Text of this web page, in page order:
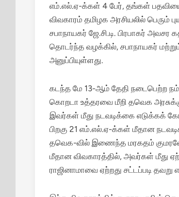
எம்.எல்.ஏ-க்கள் 4 பேர், தங்கள்
விவகாரம் தமிழக அரசியலில் பெரும்
சபாநாயகர் ஜே.சி.டி. பிரபாகர்
தொடர்ந்த வழக்கில், சபாநாயகர்
அனுப்பியுள்ளது.
கடந்த மே 13-ஆம் தேதி நடைபெற்ற
கொறடா உத்தரவை மீறி தவெக
இவர்கள் மீது நடவடிக்கை எடுக்கக்
பிறகு 21 எம்.எல்.ஏ-க்கள் மீதான
தவெக-வில் இணைந்த மரகதம்
மீதான விவகாரத்தில், அவர்கள் மீது
ராஜினாமாவை ஏற்றது சட்டப்படி தவறு